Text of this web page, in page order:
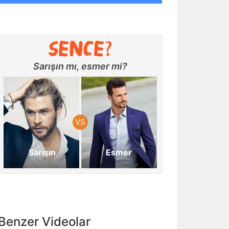
Sarışın mı, esmer mi?
Sarışın Esmer
Videolar